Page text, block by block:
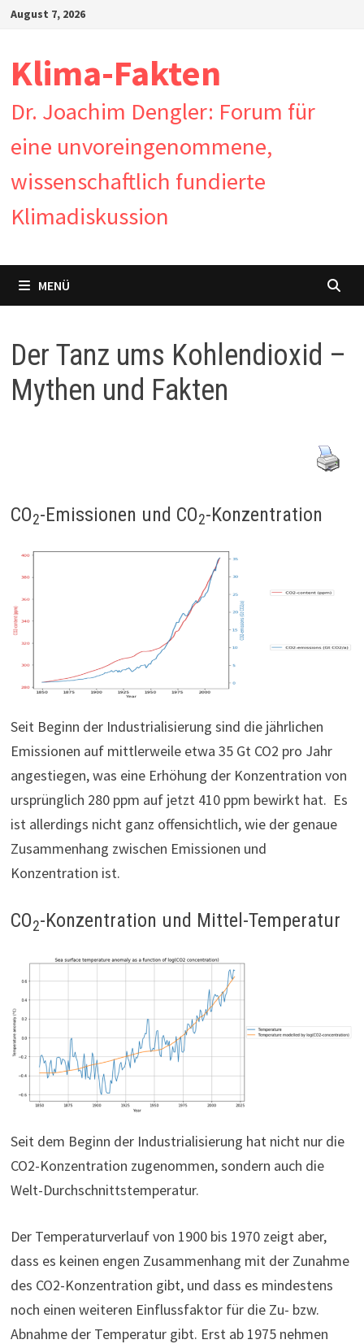
Zum
August 7, 2026
Klima-Fakten
Dr. Joachim Dengler: Forum für
eine unvoreingenommene,
wissenschaftlich fundierte
Klimadiskussion
MENÜ
Der Tanz ums Kohlendioxid –
Mythen und Fakten
CO2-Emissionen und CO2-Konzentration
Seit Beginn der Industrialisierung sind die jährlichen
Emissionen auf mittlerweile etwa 35 Gt CO2 pro Jahr
angestiegen, was eine Erhöhung der Konzentration von
ursprünglich 280 ppm auf jetzt 410 ppm bewirkt hat. Es
ist allerdings nicht ganz offensichtlich, wie der genaue
Zusammenhang zwischen Emissionen und
Konzentration ist.
CO2-Konzentration und Mittel-Temperatur
Seit dem Beginn der Industrialisierung hat nicht nur die
CO2-Konzentration zugenommen, sondern auch die
Welt-Durchschnittstemperatur.
Der Temperaturverlauf von 1900 bis 1970 zeigt aber,
dass es keinen engen Zusammenhang mit der Zunahme
des CO2-Konzentration gibt, und dass es mindestens
noch einen weiteren Einflussfaktor für die Zu- bzw.
Abnahme der Temperatur gibt. Erst ab 1975 nehmen